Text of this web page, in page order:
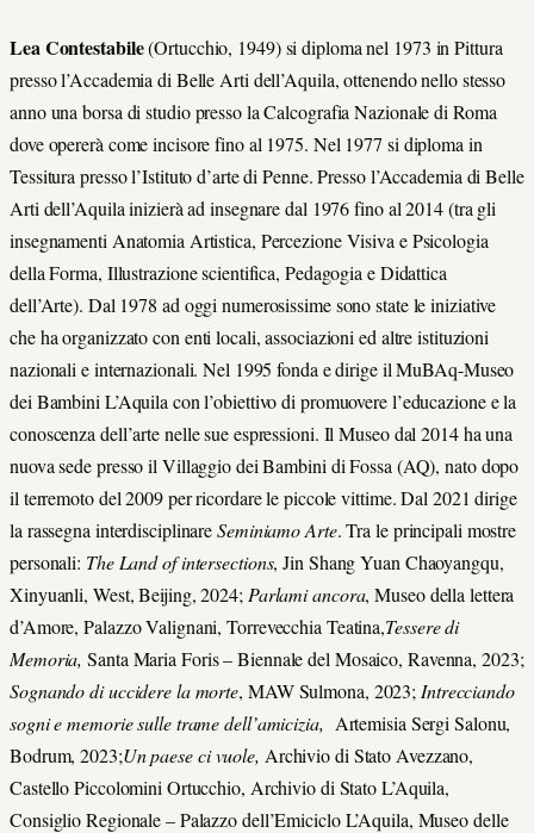
Lea Contestabile(Ortucchio, 1949) si diploma nel 1973 in Pittura
presso l’Accademia di Belle Arti dell’Aquila, ottenendo nello stesso
anno una borsa di studio presso la Calcografia Nazionale di Roma
dove opererà come incisore fino al 1975. Nel 1977 si diploma in
Tessitura presso l’Istituto d’arte di Penne. Presso l’Accademia di Belle
Arti dell’Aquila inizierà ad insegnare dal 1976 fino al 2014 (tra gli
insegnamenti Anatomia Artistica, Percezione Visiva e Psicologia
della Forma, Illustrazione scientifica, Pedagogia e Didattica
dell’Arte). Dal 1978 ad oggi numerosissime sono state le iniziative
che ha organizzato con enti locali, associazioni ed altre istituzioni
nazionali e internazionali. Nel 1995 fonda e dirige il MuBAq-Museo
dei Bambini L’Aquila con l’obiettivo di promuovere l’educazione e la
conoscenza dell’arte nelle sue espressioni. Il Museo dal 2014 ha una
nuova sede presso il Villaggio dei Bambini di Fossa (AQ), nato dopo
il terremoto del 2009 per ricordare le piccole vittime. Dal 2021 dirige
la rassegna interdisciplinareSeminiamo Arte. Tra le principali mostre
personali: The Land of intersections, Jin Shang Yuan Chaoyangqu,
Xinyuanli, West, Beijing, 2024; Parlami ancora, Museo della lettera
d’Amore, Palazzo Valignani, Torrevecchia Teatina,Tessere di
Memoria, Santa Maria Foris – Biennale del Mosaico, Ravenna, 2023;
Sognando di uccidere la morte, MAW Sulmona, 2023; Intrecciando
sogni e memorie sulle trame dell’amicizia, Artemisia Sergi Salonu,
Bodrum, 2023;Un paese ci vuole, Archivio di Stato Avezzano,
Castello Piccolomini Ortucchio, Archivio di Stato L’Aquila,
Consiglio Regionale – Palazzo dell’Emiciclo L’Aquila, Museo delle